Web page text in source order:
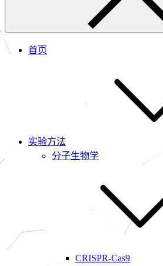
首页
实验方法
分子生物学
CRISPR-Cas9